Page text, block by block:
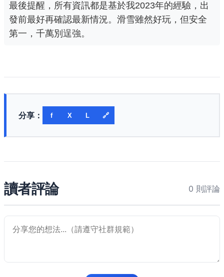
最後提醒，所有資訊都是基於我2023年的經驗，出
發前最好再確認最新情況。滑雪雖然好玩，但安全
第一，千萬別逞強。
分享： f X L 🔗
讀者評論 0 則評論